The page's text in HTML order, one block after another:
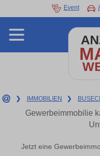
Event
❯ IMMOBILIEN ❯
Gewerbeimmobilie
Jetzt eine